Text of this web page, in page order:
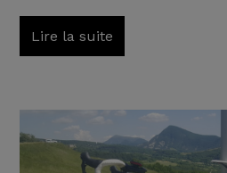
Lire la suite